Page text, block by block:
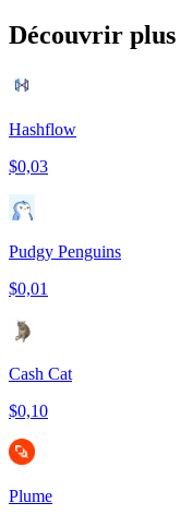
Découvrir
Hashflow
$0,03
Pudgy Penguins
$0,01
Cash Cat
$0,10
Plume